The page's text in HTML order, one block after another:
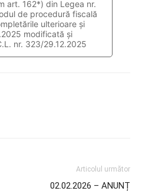
art. 162*) din Legea nr.
de procedură fiscală
ulterioare și
modificată și
nr. 323/29.12.2025
Articolul următor
02.02.2026 – ANUNȚ